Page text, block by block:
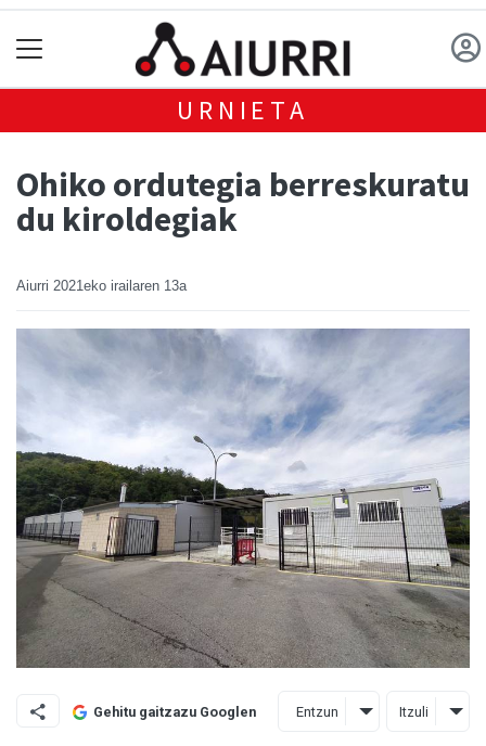
URNIETA
Ohiko ordutegia berreskuratu
du kiroldegiak
Aiurri 2021eko irailaren 13a
Gehitu gaitzazu Googlen Entzun Itzuli